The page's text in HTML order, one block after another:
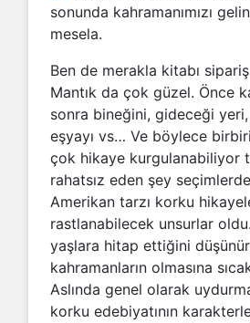
sonunda kahramanımızı
mesela.
Ben de merakla kitabı
Mantık da çok güzel. Önce
sonra bineğini, gideceği yeri,
eşyayı vs… Ve böylece
çok hikaye kurgulanabiliyor
rahatsız eden şey
Amerikan tarzı korku
rastlanabilecek unsurlar
yaşlara hitap ettiğini
kahramanların olmasına
Aslında genel olarak
korku edebiyatının